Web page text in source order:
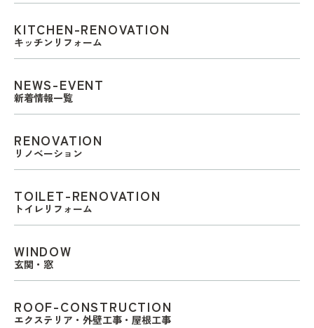
KITCHEN-RENOVATION
キッチンリフォーム
NEWS-EVENT
新着情報一覧
RENOVATION
リノベーション
TOILET-RENOVATION
トイレリフォーム
WINDOW
玄関・窓
ROOF-CONSTRUCTION
エクステリア・外壁工事・屋根工事